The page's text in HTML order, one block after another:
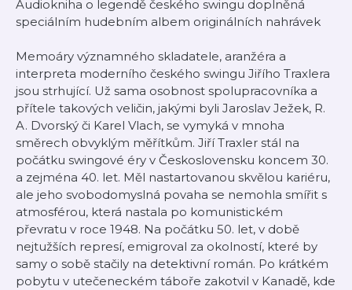
Audiokniha o legendě českého swingu doplněná
speciálním hudebním albem originálních nahrávek
Memoáry významného skladatele, aranžéra a
interpreta moderního českého swingu Jiřího Traxlera
jsou strhující. Už sama osobnost spolupracovníka a
přítele takových veličin, jakými byli Jaroslav Ježek, R.
A. Dvorský či Karel Vlach, se vymyká v mnoha
směrech obvyklým měřítkům. Jiří Traxler stál na
počátku swingové éry v Československu koncem 30.
a zejména 40. let. Měl nastartovanou skvělou kariéru,
ale jeho svobodomyslná povaha se nemohla smířit s
atmosférou, která nastala po komunistickém
převratu v roce 1948. Na počátku 50. let, v době
nejtužších represí, emigroval za okolností, které by
samy o sobě stačily na detektivní román. Po krátkém
pobytu v utečeneckém táboře zakotvil v Kanadě, kde